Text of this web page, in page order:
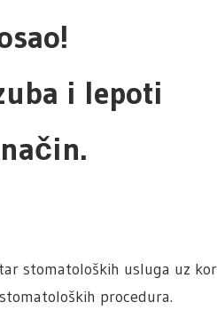
i lepoti
stomatoloških usluga uz
procedura.